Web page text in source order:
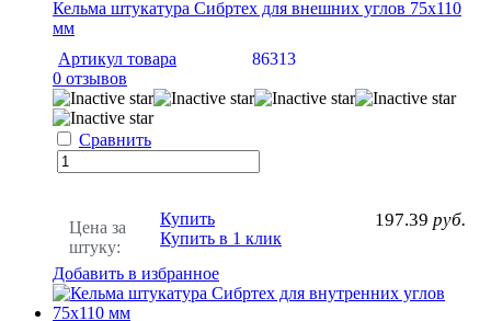
Кельма штукатура Сибртех для внешних углов 75х110
мм
Артикул товара
86313
0 отзывов
Сравнить
Цена за
штуку:
197.39 руб.
Купить
Купить в 1 клик
Добавить в избранное